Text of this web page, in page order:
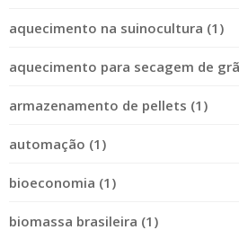
aquecimento na suinocultura (1)
aquecimento para secagem de
armazenamento de pellets (1)
automação (1)
bioeconomia (1)
biomassa brasileira (1)